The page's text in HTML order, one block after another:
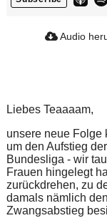
Audio
Liebes Teaaaam,
unsere neue Folge
um den Aufstieg
Bundesliga - wir
Frauen hingelegt
zurückdrehen, zu
damals nämlich
Zwangsabstieg